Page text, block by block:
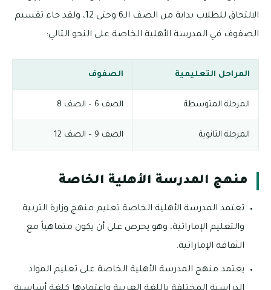
الالتحاق للطلاب بداية من الصف الـ6 وحتى 12، ولقد جاء تقسيم
الصفوف في المدرسة الأهلية الخاصة على النحو التالي:
المراحل التعليمية الصفوف
المرحلة المتوسطة الصف 6 – الصف 8
المرحلة الثانوية الصف 9 – الصف 12
منهج المدرسة الأهلية الخاصة
تعتمد المدرسة الأهلية الخاصة تعليم منهج وزارة التربية
والتعليم الإماراتية، وهو يحرص على أن يكون متماهياً مع
الثقافة الإماراتية.
يعتمد منهج المدرسة الأهلية الخاصة على تعليم المواد